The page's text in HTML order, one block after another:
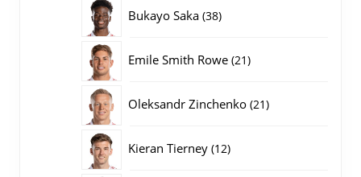
Bukayo Saka 3838
Emile Smith Rowe 2121
Oleksandr Zinchenko 2121
Kieran Tierney 1212